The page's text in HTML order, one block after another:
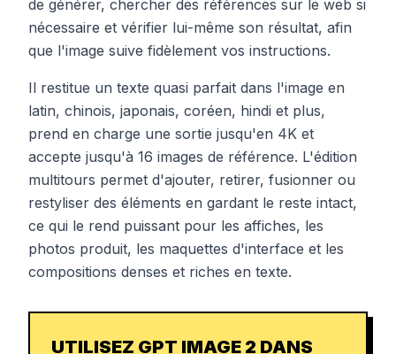
de générer, chercher des références sur le web si
nécessaire et vérifier lui-même son résultat, afin
que l'image suive fidèlement vos instructions.
Il restitue un texte quasi parfait dans l'image en
latin, chinois, japonais, coréen, hindi et plus,
prend en charge une sortie jusqu'en 4K et
accepte jusqu'à 16 images de référence. L'édition
multitours permet d'ajouter, retirer, fusionner ou
restyliser des éléments en gardant le reste intact,
ce qui le rend puissant pour les affiches, les
photos produit, les maquettes d'interface et les
compositions denses et riches en texte.
UTILISEZ GPT IMAGE 2 DANS